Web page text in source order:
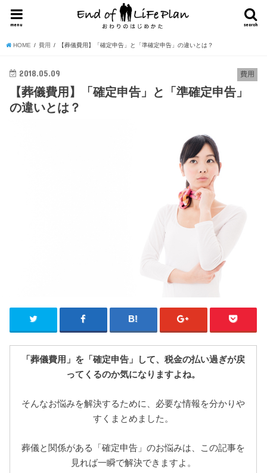
search
menu
HOME 費用 【葬儀費用】「確定申告」と「準確定申告」の違いとは？
費用
2018.05.09
【葬儀費用】「確定申告」と「準確定申告」
の違いとは？
「葬儀費用」を「確定申告」して、税金の払い過ぎが戻
ってくるのか気になりますよね。
そんなお悩みを解決するために、必要な情報を分かりや
すくまとめました。
葬儀と関係がある「確定申告」のお悩みは、この記事を
見れば一瞬で解決できますよ。